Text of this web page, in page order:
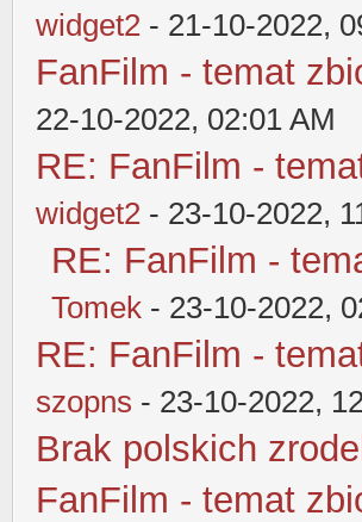
widget2 - 21-10-2022,
FanFilm - temat
22-10-2022, 02:01 AM
RE: FanFilm -
widget2 - 23-10-2022,
RE: FanFilm -
Tomek - 23-10-2022,
RE: FanFilm -
szopns - 23-10-2022,
Brak polskich zrodel
FanFilm - temat